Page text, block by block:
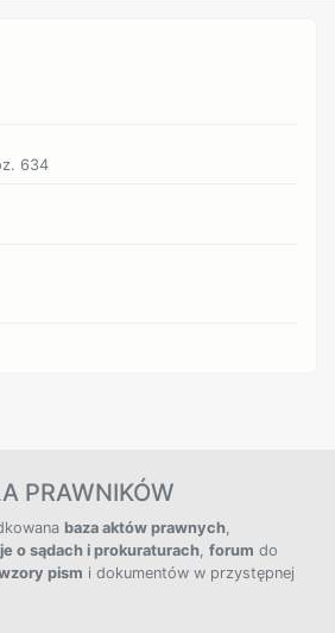
634
PRAWNIKÓW
baza aktów prawnych,
o sądach i prokuraturach, forum do
pism i dokumentów w przystępnej